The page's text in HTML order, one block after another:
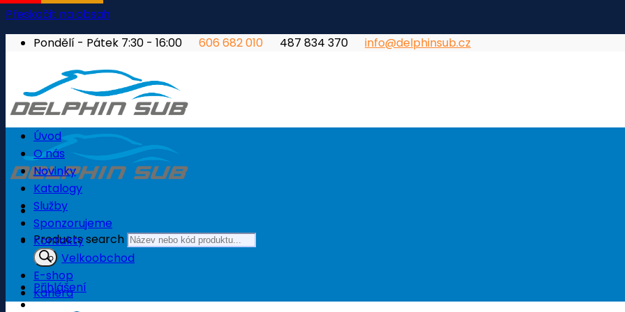
Přeskočit na obsah
Pondělí - Pátek 7:30 - 16:00
606 682 010 487 834 370 info@delphinsub.cz
Products search
Přihlášení
Úvod
O nás
Novinky
Katalogy
Služby
Sponzorujeme
Kontakty
Velkoobchod
E-shop
Kariéra